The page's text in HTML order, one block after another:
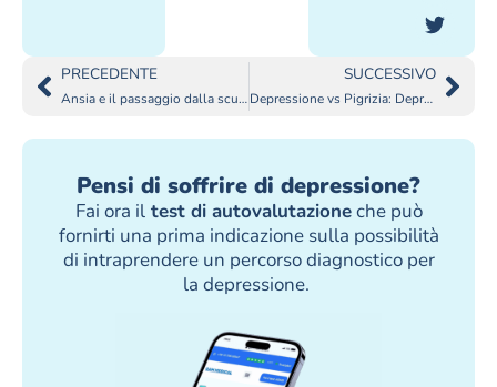
PRECEDENTE
Ansia e il passaggio dalla scuola superiore all’università
SUCCESSIVO
Depressione vs Pigrizia: Depressione in Adolescenza
Pensi di soffrire di depressione?
Fai ora iltest di autovalutazioneche può
fornirti una prima indicazione sulla possibilità
di intraprendere un percorso diagnostico per
la depressione.